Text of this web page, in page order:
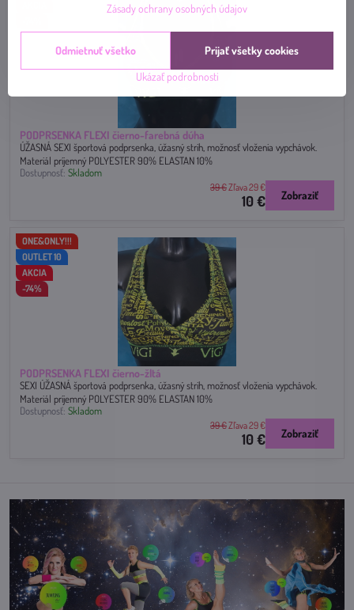
PODPRSENKA FLEXI čierno-farebná dúha
ÚŽASNÁ SEXI športová podprsenka, úžasný strih, možnosť vloženia vypchávok.
Materiál príjemný POLYESTER 90% ELASTAN 10%
Dostupnosť: Skladom
10 €
39 €Zľava 29 €
Zobraziť
PODPRSENKA FLEXI čierno-žltá
ONE&ONLY!!!
OUTLET 10
AKCIA
-74%
SEXI ÚŽASNÁ športová podprsenka, úžasný strih, možnosť vloženia vypchávok.
Materiál príjemný POLYESTER 90% ELASTAN 10%
Dostupnosť: Skladom
10 €
39 €Zľava 29 €
Zobraziť
Zásady ochrany osobných údajov
Ukázať podrobnosti
Prijať všetky cookies
Odmietnuť všetko